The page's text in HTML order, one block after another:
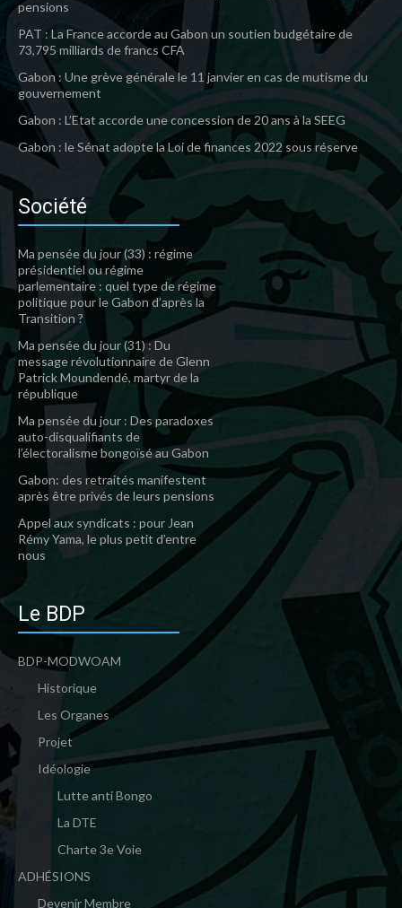
pensions
PAT : La France accorde au Gabon un soutien budgétaire de
73,795 milliards de francs CFA
Gabon : Une grève générale le 11 janvier en cas de mutisme du
gouvernement
Gabon : L’Etat accorde une concession de 20 ans à la SEEG
Gabon : le Sénat adopte la Loi de finances 2022 sous réserve
Société
Ma pensée du jour (33) : régime
présidentiel ou régime
parlementaire : quel type de régime
politique pour le Gabon d’après la
Transition ?
Ma pensée du jour (31) : Du
message révolutionnaire de Glenn
Patrick Moundendé, martyr de la
république
Ma pensée du jour : Des paradoxes
auto-disqualifiants de
l’électoralisme bongoïsé au Gabon
Gabon: des retraités manifestent
après être privés de leurs pensions
Appel aux syndicats : pour Jean
Rémy Yama, le plus petit d’entre
nous
Le BDP
BDP-MODWOAM
Historique
Les Organes
Projet
Idéologie
Lutte anti Bongo
La DTE
Charte 3e Voie
ADHÉSIONS
Devenir Membre